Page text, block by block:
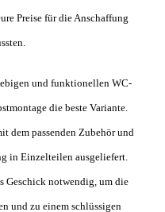
Preise für die Anschaffung
und funktionellen WC-
die beste Variante.
dem passenden Zubehör und
in Einzelteilen ausgeliefert.
Geschick notwendig, um die
und zu einem schlüssigen